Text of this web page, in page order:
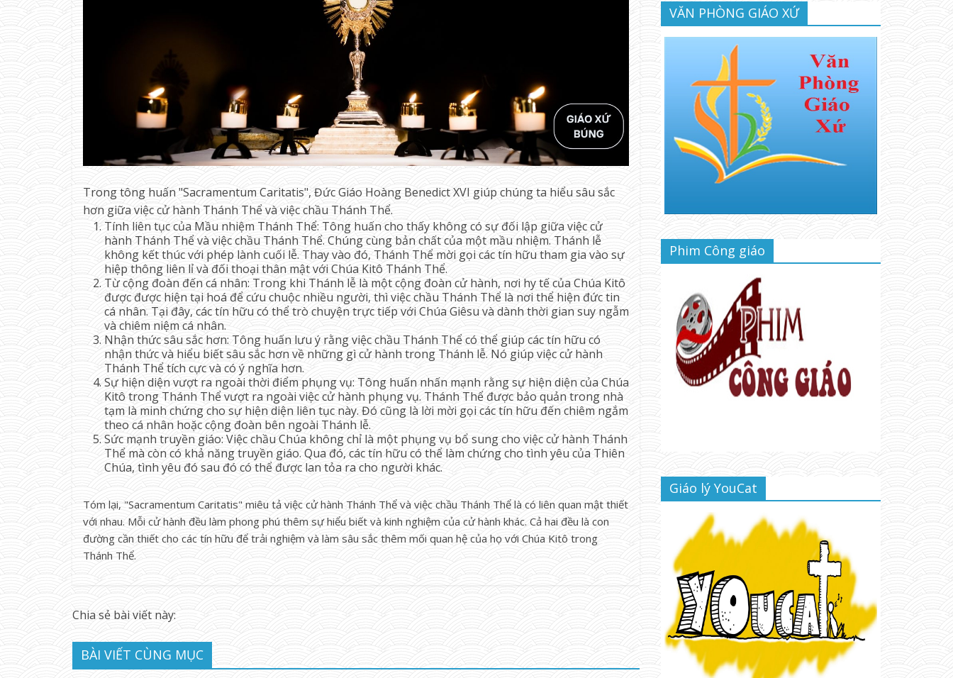
Trong tông huấn "Sacramentum Caritatis", Đức Giáo Hoàng Benedict XVI giúp chúng ta hiểu sâu sắc
hơn giữa việc cử hành Thánh Thể và việc chầu Thánh Thể.
Tính liên tục của Mầu nhiệm Thánh Thể: Tông huấn cho thấy không có sự đối lập giữa việc cử
hành Thánh Thể và việc chầu Thánh Thể. Chúng cùng bản chất của một mầu nhiệm. Thánh lễ
không kết thúc với phép lành cuối lễ. Thay vào đó, Thánh Thể mời gọi các tín hữu tham gia vào sự
hiệp thông liên lỉ và đối thoại thân mật với Chúa Kitô Thánh Thể.
Từ cộng đoàn đến cá nhân: Trong khi Thánh lễ là một cộng đoàn cử hành, nơi hy tế của Chúa Kitô
được được hiện tại hoá để cứu chuộc nhiều người, thì việc chầu Thánh Thể là nơi thể hiện đức tin
cá nhân. Tại đây, các tín hữu có thể trò chuyện trực tiếp với Chúa Giêsu và dành thời gian suy ngẫm
và chiêm niệm cá nhân.
Nhận thức sâu sắc hơn: Tông huấn lưu ý rằng việc chầu Thánh Thể có thể giúp các tín hữu có
nhận thức và hiểu biết sâu sắc hơn về những gì cử hành trong Thánh lễ. Nó giúp việc cử hành
Thánh Thể tích cực và có ý nghĩa hơn.
Sự hiện diện vượt ra ngoài thời điểm phụng vụ: Tông huấn nhấn mạnh rằng sự hiện diện của Chúa
Kitô trong Thánh Thể vượt ra ngoài việc cử hành phụng vụ. Thánh Thể được bảo quản trong nhà
tạm là minh chứng cho sự hiện diện liên tục này. Đó cũng là lời mời gọi các tín hữu đến chiêm ngắm
theo cá nhân hoặc cộng đoàn bên ngoài Thánh lễ.
Sức mạnh truyền giáo: Việc chầu Chúa không chỉ là một phụng vụ bổ sung cho việc cử hành Thánh
Thể mà còn có khả năng truyền giáo. Qua đó, các tín hữu có thể làm chứng cho tình yêu của Thiên
Chúa, tình yêu đó sau đó có thể được lan tỏa ra cho người khác.
Tóm lại, "Sacramentum Caritatis" miêu tả việc cử hành Thánh Thể và việc chầu Thánh Thể là có liên quan mật thiết
với nhau. Mỗi cử hành đều làm phong phú thêm sự hiểu biết và kinh nghiệm của cử hành khác. Cả hai đều là con
đường cần thiết cho các tín hữu để trải nghiệm và làm sâu sắc thêm mối quan hệ của họ với Chúa Kitô trong
Thánh Thể.
Chia sẻ bài viết này:
BÀI VIẾT CÙNG MỤC
VĂN PHÒNG GIÁO XỨ
Phim Công giáo
Giáo lý YouCat